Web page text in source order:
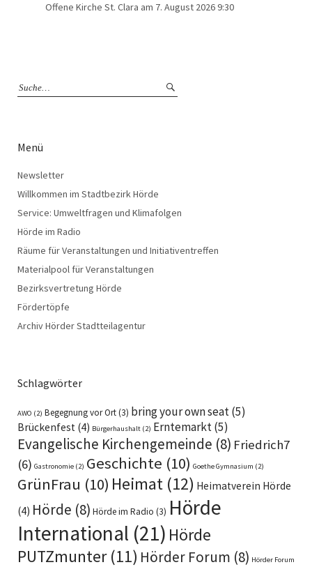
Offene Kirche St. Clara am 7. August 2026 9:30
Menü
Newsletter
Willkommen im Stadtbezirk Hörde
Service: Umweltfragen und Klimafolgen
Hörde im Radio
Räume für Veranstaltungen und Initiativentreffen
Materialpool für Veranstaltungen
Bezirksvertretung Hörde
Fördertöpfe
Archiv Hörder Stadtteilagentur
Schlagwörter
AWO (2) Begegnung vor Ort(3) bring your own seat(5)
Brückenfest (4) Bürgerhaushalt (2) Erntemarkt(5)
Evangelische Kirchengemeinde (8) Friedrich7
(6) Gastronomie (2) Geschichte (10) Goethe Gymnasium (2)
GrünFrau (10) Heimat (12) Heimatverein Hörde
(4) Hörde (8) Hörde im Radio (3) Hörde
International (21) Hörde
PUTZmunter(11) Hörder Forum (8) Hörder Forum